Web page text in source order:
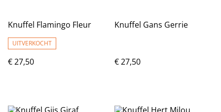
Knuffel Flamingo Fleur
UITVERKOCHT
€ 27,50
Knuffel Gans Gerrie
€ 27,50